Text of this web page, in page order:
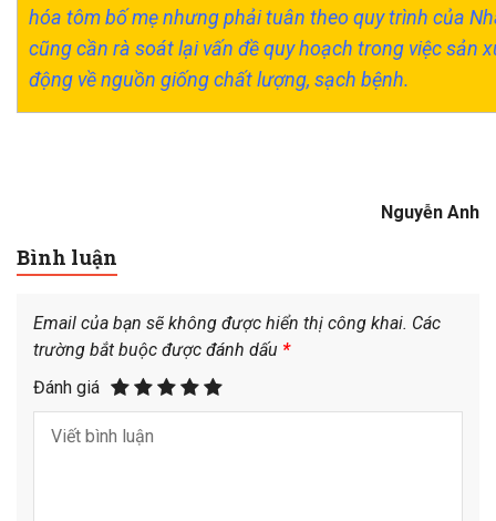
hóa tôm bố mẹ nhưng phải tuân theo quy trình của
cũng cần rà soát lại vấn đề quy hoạch trong việc sản
động về nguồn giống chất lượng, sạch bệnh.
Nguyễn Anh
Bình luận
Email của bạn sẽ không được hiển thị công khai. Các
trường bắt buộc được đánh dấu *
Đánh giá